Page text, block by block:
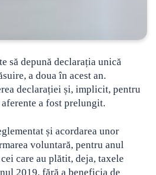
să depună declarația unică
a doua în acest an.
declarației și, implicit, pentru
a fost prelungit.
și acordarea unor
voluntară, pentru anul
care au plătit, deja, taxele
2019, fără a beneficia de